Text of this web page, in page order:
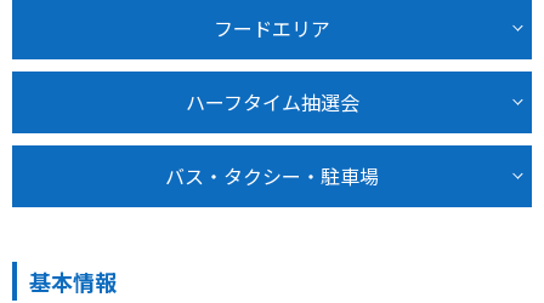
フードエリア
ハーフタイム抽選会
バス・タクシー・駐車場
基本情報